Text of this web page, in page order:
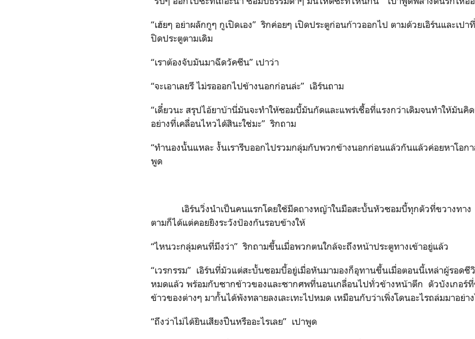
“เฮ้ยๆ อย่าผลักกูๆ กูเปิดเอง” ริกค่อยๆ เปิดประตูก่อนก้าวออกไป ตามด้วยเอิร์นและเป
ปิดประตูตามเดิม
“เราต้องจับมันมาฉีดวัคซีน” เปาว่า
“จะเอาเลยรึ ไม่รอออกไปข้างนอกก่อนล่ะ” เอิร์นถาม
“เดี๋ยวนะ สรุปไอ้ยาบ้านี่มันจะทำให้ซอมบี้มันกัดและแพร่เชื้อที่แรงกว่าเดิมจนทำให้มันคิ
อย่างที่เคลื่อนไหวได้สินะใช่มะ” ริกถาม
“ทำนองนั้นแหละ งั้นเรารีบออกไปรวมกลุ่มกับพวกข้างนอกก่อนแล้วกันแล้วค่อยหาโอกา
พูด
เอิร์นวิ่งนำเป็นคนแรกโดยใช้มีดถางหญ้าในมือสะบั้นหัวซอมบี้ทุกตัวที่ขวางทาง
ตามก็ได้แต่คอยยิงระวังป้องกันรอบข้างให้
“ไหนวะกลุ่มคนที่มึงว่า” ริกถามขึ้นเมื่อพวกตนใกล้จะถึงหน้าประตูทางเข้าอยู่แล้ว
“เวรกรรม” เอิร์นที่มัวแต่สะบั้นซอมบี้อยู่เมื่อหันมามองก็อุทานขึ้นเมื่อตอนนี้เหล่าผู้รอดชี
หมดแล้ว พร้อมกับซากข้าวของและซากศพที่นอนเกลื่อนไปทั่วข้างหน้าตึก ตัวบังเกอร์
ข้าวของต่างๆ มากั้นได้พังทลายลงเละเทะไปหมด เหมือนกับว่าเพิ่งโดนอะไรถล่มมาอย่า
“ถึงว่าไม่ได้ยินเสียงปืนหรืออะไรเลย” เปาพูด